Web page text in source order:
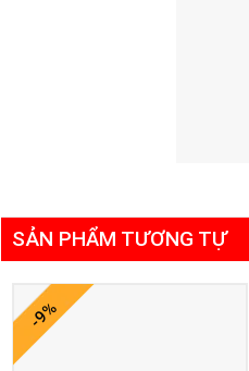
SẢN PHẨM TƯƠNG TỰ
-9%